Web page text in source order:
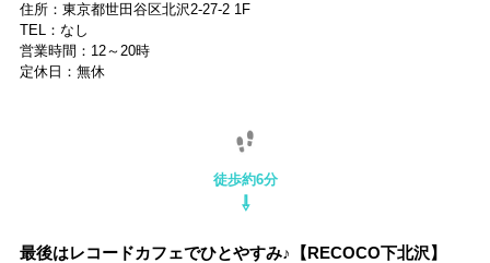
住所：東京都世田谷区北沢2-27-2 1F
TEL：なし
営業時間：12～20時
定休日：無休
徒歩約6分
⇩
最後はレコードカフェでひとやすみ♪【RECOCO下北沢】